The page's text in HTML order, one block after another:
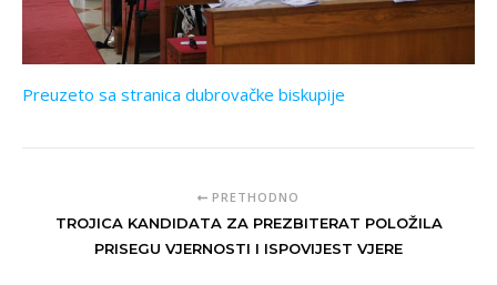
Preuzeto sa stranica dubrovačke biskupije
PRETHODNO
TROJICA KANDIDATA ZA PREZBITERAT POLOŽILA
PRISEGU VJERNOSTI I ISPOVIJEST VJERE